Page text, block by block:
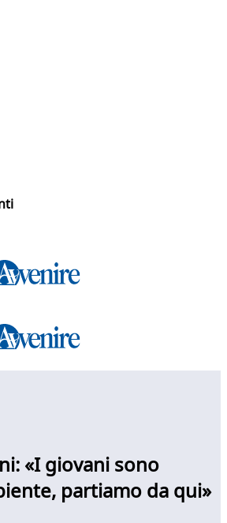
«I giovani sono
partiamo da qui»